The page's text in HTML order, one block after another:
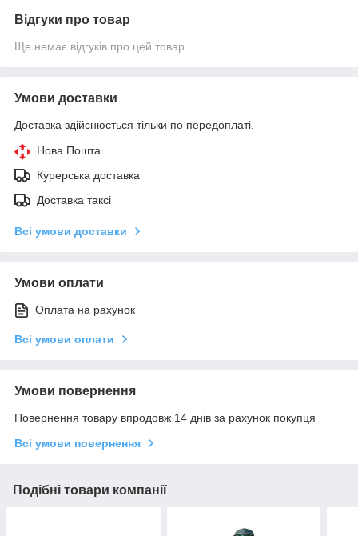
Відгуки про товар
Ще немає відгуків про цей товар
Умови доставки
Доставка здійснюється тільки по передоплаті.
Нова Пошта
Курерська доставка
Доставка таксі
Всі умови доставки
Умови оплати
Оплата на рахунок
Всі умови оплати
Умови повернення
Повернення товару впродовж 14 днів за рахунок покупця
Всі умови повернення
Подібні товари компанії